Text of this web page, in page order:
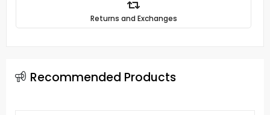
Returns and Exchanges
Recommended Products